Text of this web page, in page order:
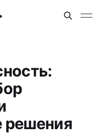
решения